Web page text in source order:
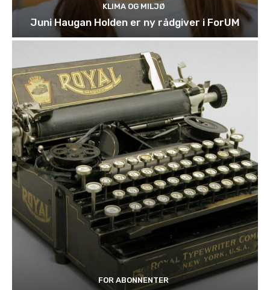
KLIMA OG MILJØ
Juni Haugan Holden er ny rådgiver i ForUM
FOR ABONNENTER